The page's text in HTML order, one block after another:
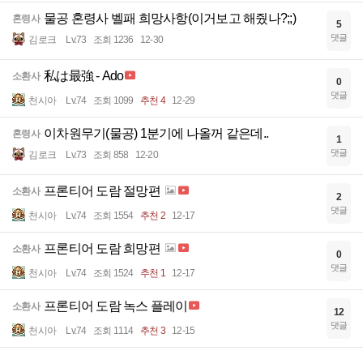
혼령사 물공 혼령사 벨패 희망사항(이거보고 해줬나?;;)
김로크 Lv.73 조회 1236 12-30
5
댓글
소환사 私は最強 - Ado
천시아 Lv.74 조회 1099 추천 4 12-29
0
댓글
혼령사 이차원무기(물공) 1분기에 나올꺼 같은데..
김로크 Lv.73 조회 858 12-20
1
댓글
소환사 프론티어 도람 절망편
천시아 Lv.74 조회 1554 추천 2 12-17
2
댓글
소환사 프론티어 도람 희망편
천시아 Lv.74 조회 1524 추천 1 12-17
0
댓글
소환사 프론티어 도람 녹스 플레이
천시아 Lv.74 조회 1114 추천 3 12-15
12
댓글